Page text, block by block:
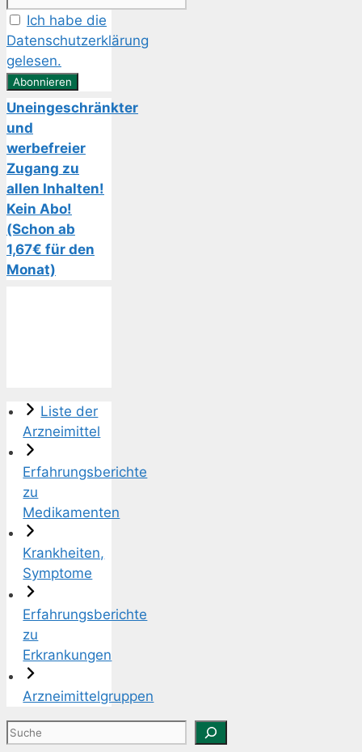
Ich habe die
Datenschutzerklärung
gelesen.
Uneingeschränkter
und
werbefreier
Zugang zu
allen Inhalten!
Kein Abo!
(Schon ab
1,67€ für den
Monat)
Liste der
Arzneimittel
Erfahrungsberichte
zu
Medikamenten
Krankheiten,
Symptome
Erfahrungsberichte
zu
Erkrankungen
Arzneimittelgruppen
Suchen